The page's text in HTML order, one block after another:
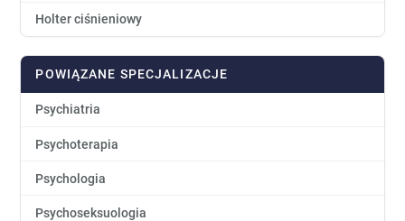
Holter ciśnieniowy
POWIĄZANE SPECJALIZACJE
Psychiatria
Psychoterapia
Psychologia
Psychoseksuologia